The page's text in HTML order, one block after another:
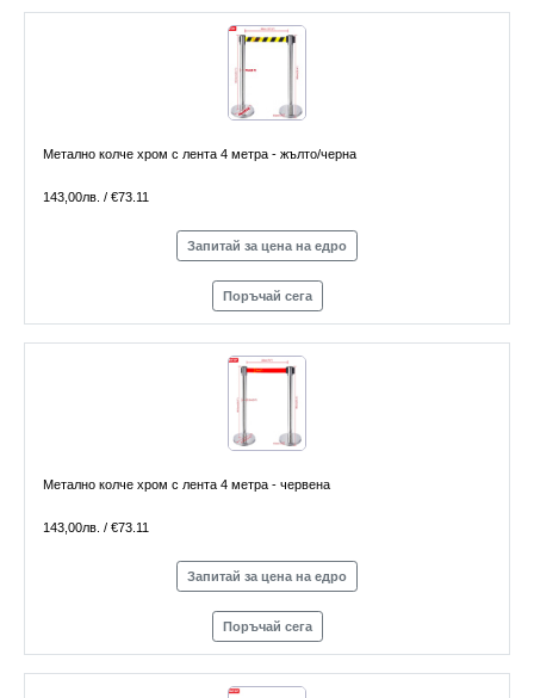
Метално колче хром с лента 4 метра - жълто/черна
143,00лв. / €73.11
Запитай за цена на едро
Поръчай сега
Метално колче хром с лента 4 метра - червена
143,00лв. / €73.11
Запитай за цена на едро
Поръчай сега